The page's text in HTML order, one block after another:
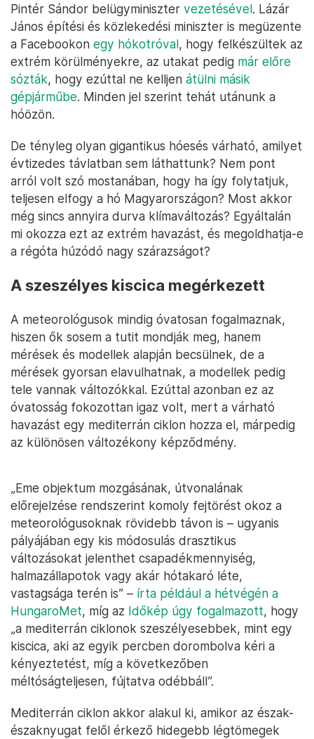
Pintér Sándor belügyminiszter vezetésével. Lázár
János építési és közlekedési miniszter is megüzente
a Facebookon egy hókotróval, hogy felkészültek az
extrém körülményekre, az utakat pedig már előre
sózták, hogy ezúttal ne kelljen átülni másik
gépjárműbe. Minden jel szerint tehát utánunk a
hóözön.
De tényleg olyan gigantikus hóesés várható, amilyet
évtizedes távlatban sem láthattunk? Nem pont
arról volt szó mostanában, hogy ha így folytatjuk,
teljesen elfogy a hó Magyarországon? Most akkor
még sincs annyira durva klímaváltozás? Egyáltalán
mi okozza ezt az extrém havazást, és megoldhatja-e
a régóta húzódó nagy szárazságot?
A szeszélyes kiscica megérkezett
A meteorológusok mindig óvatosan fogalmaznak,
hiszen ők sosem a tutit mondják meg, hanem
mérések és modellek alapján becsülnek, de a
mérések gyorsan elavulhatnak, a modellek pedig
tele vannak változókkal. Ezúttal azonban ez az
óvatosság fokozottan igaz volt, mert a várható
havazást egy mediterrán ciklon hozza el, márpedig
az különösen változékony képződmény.
„Eme objektum mozgásának, útvonalának
előrejelzése rendszerint komoly fejtörést okoz a
meteorológusoknak rövidebb távon is – ugyanis
pályájában egy kis módosulás drasztikus
változásokat jelenthet csapadékmennyiség,
halmazállapotok vagy akár hótakaró léte,
vastagsága terén is” – írta például a hétvégén a
HungaroMet, míg az Időkép úgy fogalmazott, hogy
„a mediterrán ciklonok szeszélyesebbek, mint egy
kiscica, aki az egyik percben dorombolva kéri a
kényeztetést, míg a következőben
méltóságteljesen, fújtatva odébbáll”.
Mediterrán ciklon akkor alakul ki, amikor az észak-
északnyugat felől érkező hidegebb légtömegek